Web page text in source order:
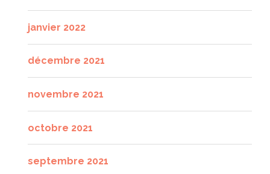
janvier 2022
décembre 2021
novembre 2021
octobre 2021
septembre 2021